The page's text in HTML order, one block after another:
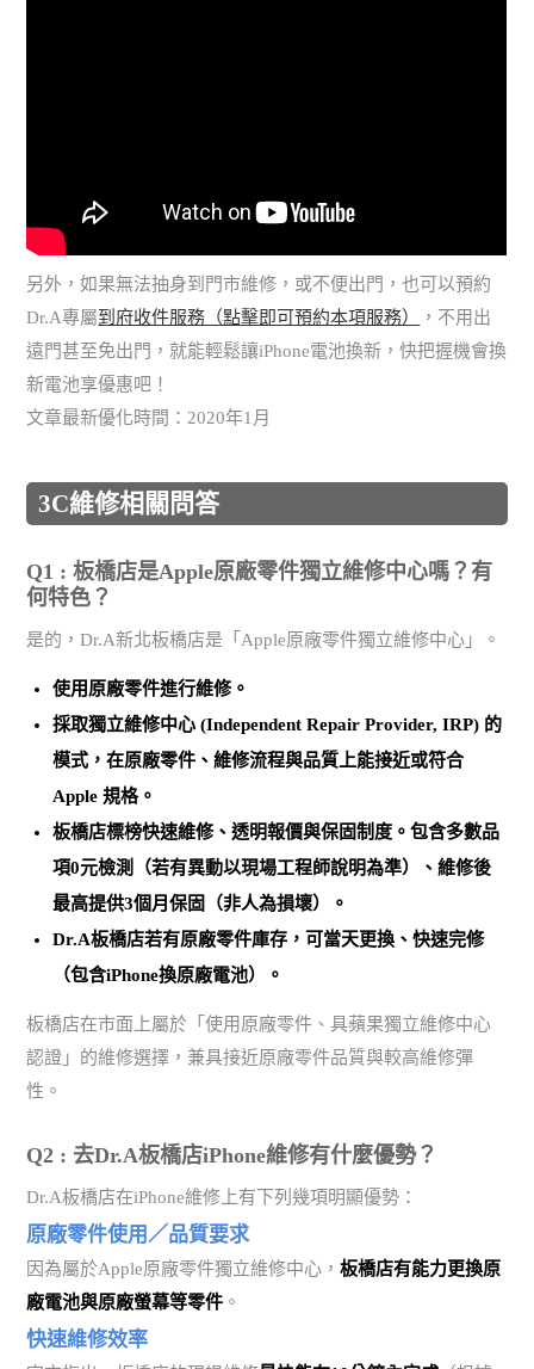
另外，如果無法抽身到門市維修，或不便出門，也可以預約
Dr.A專屬到府收件服務（點擊即可預約本項服務）
，不用出
遠門甚至免出門，就能輕鬆讓iPhone電池換新，快把握機會換
新電池享優惠吧！
文章最新優化時間：2020年1月
3C維修相關問答
Q1 : 板橋店是Apple原廠零件獨立維修中心嗎？有
何特色？
是的，Dr.A新北板橋店是「Apple原廠零件獨立維修中心」。
使用原廠零件進行維修。
採取獨立維修中心 (Independent Repair Provider, IRP) 的
模式，在原廠零件、維修流程與品質上能接近或符合
Apple 規格。
板橋店標榜快速維修、透明報價與保固制度 。包含多數品
項0元檢測（若有異動以現場工程師說明為準）、維修後
最高提供3個月保固（非人為損壞）。
Dr.A板橋店若有原廠零件庫存，可當天更換、快速完修
（包含iPhone換原廠電池）。
板橋店在市面上屬於「使用原廠零件、具蘋果獨立維修中心
認證」的維修選擇，兼具接近原廠零件品質與較高維修彈
性。
Q2 : 去Dr.A板橋店iPhone維修有什麼優勢？
Dr.A板橋店在iPhone維修上有下列幾項明顯優勢：
原廠零件使用／品質要求
因為屬於Apple原廠零件獨立維修中心，板橋店有能力更換原
廠電池與原廠螢幕等零件 。
快速維修效率